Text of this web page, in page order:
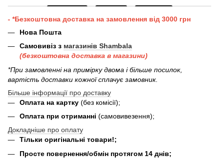
- *Безкоштовна доставка на замовлення від 3000 грн
Нова Пошта
Самовивіз з магазинів Shambala
(безкоштовна доставка в магазини)
*При замовленні на примірку двома і більше посилок,
вартість доставки кожної сплачує замовник.
Більше інформації про доставку
Оплата на картку (без комісії);
Оплата при отриманні (самовивезення);
Докладніше про оплату
Тільки оригінальні товари!;
Просте повернення/обмін протягом 14 днів;